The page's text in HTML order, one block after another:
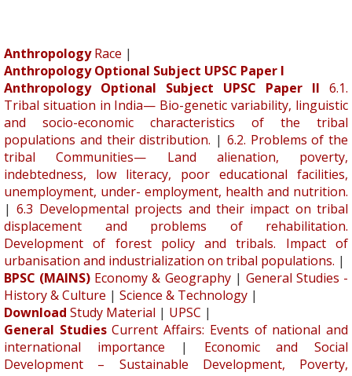
Anthropology Race |
Anthropology Optional Subject UPSC Paper I
Anthropology Optional Subject UPSC Paper II 6.1.
Tribal situation in India— Bio-genetic variability, linguistic
and socio-economic characteristics of the tribal
populations and their distribution. | 6.2. Problems of the
tribal Communities— Land alienation, poverty,
indebtedness, low literacy, poor educational facilities,
unemployment, under- employment, health and nutrition.
|6.3 Developmental projects and their impact on tribal
displacement and problems of rehabilitation.
Development of forest policy and tribals. Impact of
urbanisation and industrialization on tribal populations. |
BPSC (MAINS) Economy & Geography| General Studies -
History & Culture | Science & Technology |
Download Study Material | UPSC |
General Studies Current Affairs: Events of national and
international importance | Economic and Social
Development – Sustainable Development, Poverty,